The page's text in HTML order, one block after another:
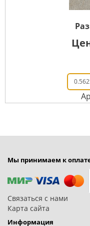
Мы принимаем к
Связаться с нами
Карта сайта
Информация